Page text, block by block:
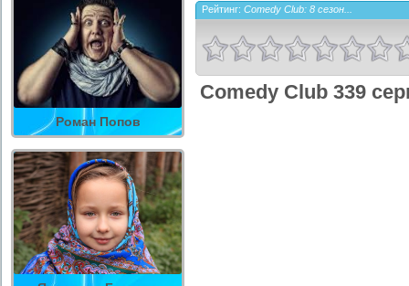
Роман Попов
Рейтинг: Comedy Club: 8 сезон...
Comedy Club 339